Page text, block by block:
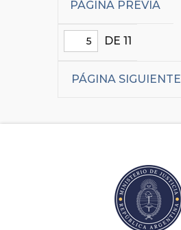
PÁGINA PREVIA
DE 11
PÁGINA SIGUIENTE